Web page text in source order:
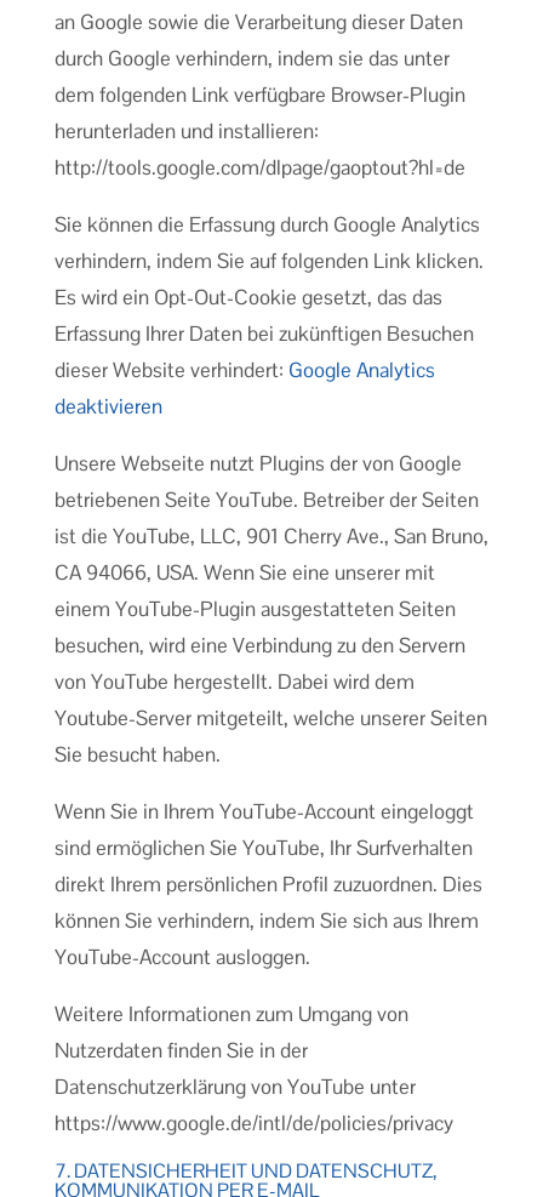
an Google sowie die Verarbeitung dieser Daten
durch Google verhindern, indem sie das unter
dem folgenden Link verfügbare Browser-Plugin
herunterladen und installieren:
http://tools.google.com/dlpage/gaoptout?hl=de
Sie können die Erfassung durch Google Analytics
verhindern, indem Sie auf folgenden Link klicken.
Es wird ein Opt-Out-Cookie gesetzt, das das
Erfassung Ihrer Daten bei zukünftigen Besuchen
dieser Website verhindert: Google Analytics
deaktivieren
Unsere Webseite nutzt Plugins der von Google
betriebenen Seite YouTube. Betreiber der Seiten
ist die YouTube, LLC, 901 Cherry Ave., San Bruno,
CA 94066, USA. Wenn Sie eine unserer mit
einem YouTube-Plugin ausgestatteten Seiten
besuchen, wird eine Verbindung zu den Servern
von YouTube hergestellt. Dabei wird dem
Youtube-Server mitgeteilt, welche unserer Seiten
Sie besucht haben.
Wenn Sie in Ihrem YouTube-Account eingeloggt
sind ermöglichen Sie YouTube, Ihr Surfverhalten
direkt Ihrem persönlichen Profil zuzuordnen. Dies
können Sie verhindern, indem Sie sich aus Ihrem
YouTube-Account ausloggen.
Weitere Informationen zum Umgang von
Nutzerdaten finden Sie in der
Datenschutzerklärung von YouTube unter
https://www.google.de/intl/de/policies/privacy
7. DATENSICHERHEIT UND DATENSCHUTZ,
KOMMUNIKATION PER E-MAIL